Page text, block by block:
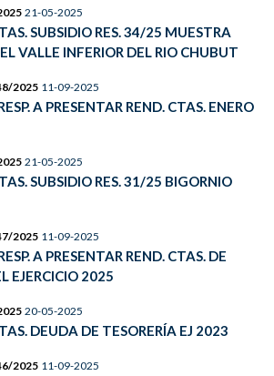
21-05-2025
SUBSIDIO RES. 34/25 MUESTRA
VALLE INFERIOR DEL RIO CHUBUT
2025 11-09-2025
A PRESENTAR REND. CTAS. ENERO
21-05-2025
SUBSIDIO RES. 31/25 BIGORNIO
2025 11-09-2025
A PRESENTAR REND. CTAS. DE
EJERCICIO 2025
20-05-2025
DEUDA DE TESORERÍA EJ 2023
2025 11-09-2025